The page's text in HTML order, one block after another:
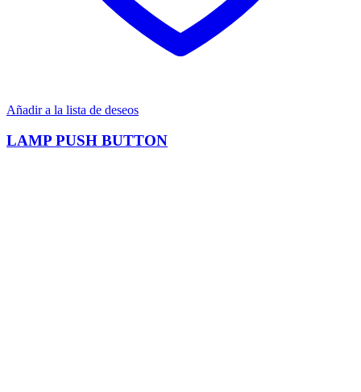
Añadir a la lista de deseos
LAMP PUSH BUTTON